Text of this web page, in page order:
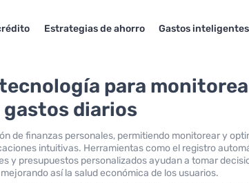
Estrategias de ahorro Gastos inteligentes
para
diarios
de finanzas personales, permitiendo monitorear y
intuitivas. Herramientas como el registro
y presupuestos personalizados ayudan a tomar
así la salud económica de los usuarios.